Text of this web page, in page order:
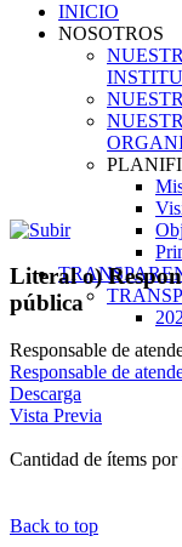
INICIO
NOSOTROS
Literal o)
pública
Responsable de
Responsable de
Descarga
Vista Previa
Cantidad de ítems
Back to top